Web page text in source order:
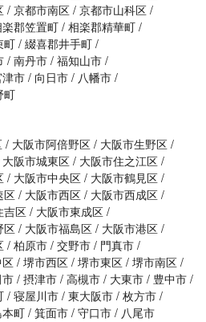
京都市南区 京都市山科区
郡笠置町 相楽郡精華町
町 綴喜郡井手町
南丹市 福知山市
市 向日市
八幡市
町
大阪市阿倍野区
大阪市生野区
大阪市城東区
大阪市住之江区
大阪市中央区
大阪市鶴見区
区 大阪市西区
大阪市西成区
吉区
大阪市東成区
区 大阪市福島区
大阪市港区
柏原市 交野市
門真市
堺市西区 堺市東区 堺市南区
摂津市 高槻市 大東市
豊中市
寝屋川市 東大阪市 枚方市
町 箕面市 守口市
八尾市